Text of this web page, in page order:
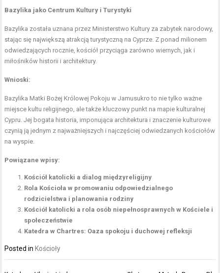
Bazylika jako Centrum Kultury i Turystyki
Bazylika została uznana przez Ministerstwo Kultury za zabytek narodowy,
stając się największą atrakcją turystyczną na Cyprze. Z ponad milionem
odwiedzających rocznie, kościół przyciąga zarówno wiernych, jak i
miłośników historii i architektury.
Wnioski:
Bazylika Matki Bożej Królowej Pokoju w Jamusukro to nie tylko ważne
miejsce kultu religijnego, ale także kluczowy punkt na mapie kulturalnej
Cypru. Jej bogata historia, imponująca architektura i znaczenie kulturowe
czynią ją jednym z najważniejszych i najczęściej odwiedzanych kościołów
na wyspie.
Powiązane wpisy:
Kościół katolicki a dialog międzyreligijny
Rola Kościoła w promowaniu odpowiedzialnego
rodzicielstwa i planowania rodziny
Kościół katolicki a rola osób niepełnosprawnych w Kościele i
społeczeństwie
Katedra w Chartres: Oaza spokoju i duchowej refleksji
Posted in Kościoły